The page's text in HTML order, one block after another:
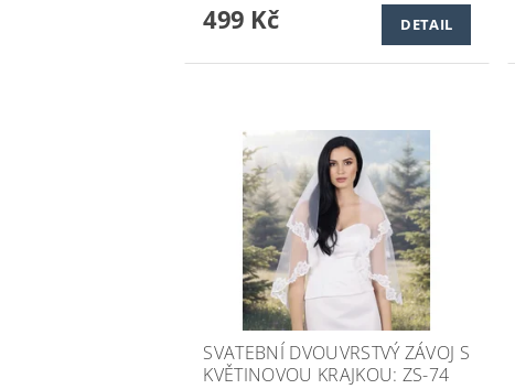
499 Kč DETAIL
SVATEBNÍ DVOUVRSTVÝ ZÁVOJ S
KVĚTINOVOU KRAJKOU: ZS-74